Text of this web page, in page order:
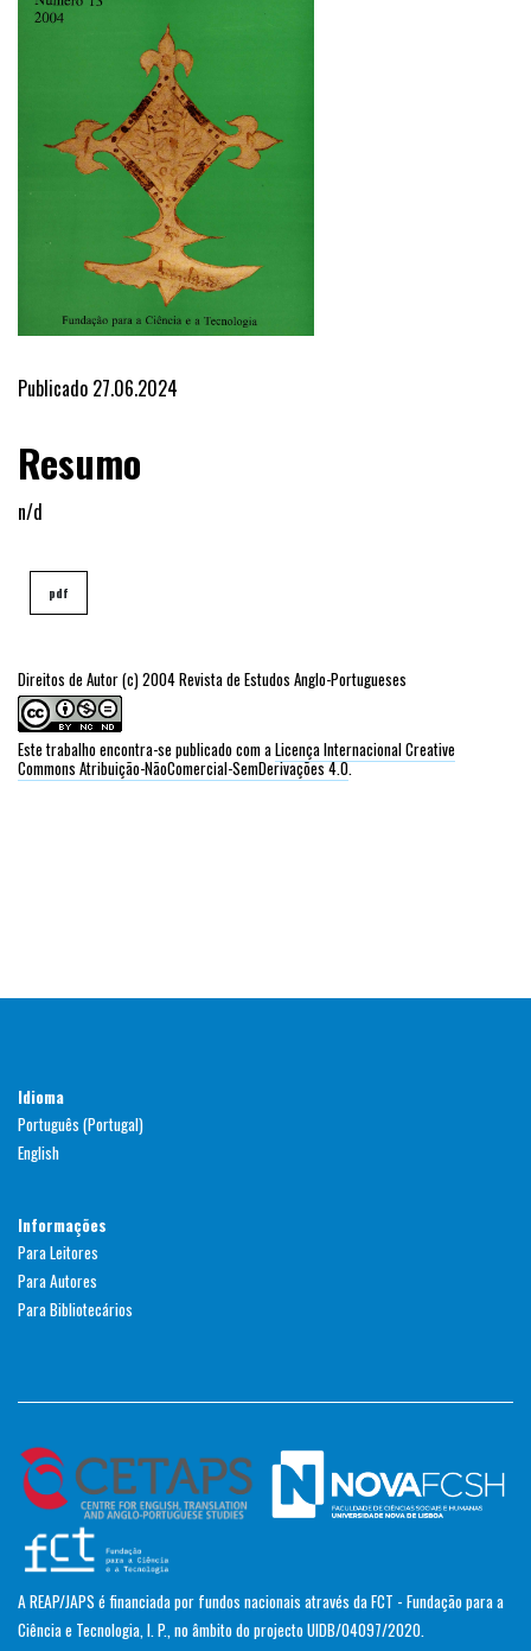
Publicado 27.06.2024
Direitos de Autor (c) 2004 Revista de Estudos Anglo-Portugueses
Este trabalho encontra-se publicado com aLicença Internacional Creative
Commons Atribuição-NãoComercial-SemDerivações 4.0.
Resumo
n/d
pdf
Idioma
Português (Portugal)
English
Informações
Para Leitores
Para Autores
Para Bibliotecários
A REAP/JAPS é financiada por fundos nacionais através da FCT - Fundação para a
Ciência e Tecnologia, I. P., no âmbito do projecto UIDB/04097/2020.